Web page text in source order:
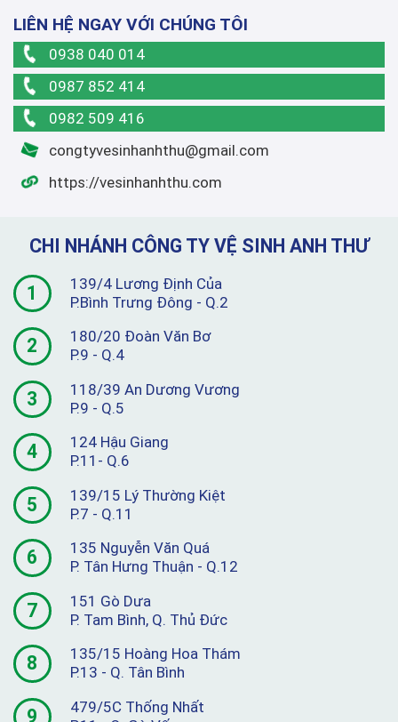
LIÊN HỆ NGAY VỚI CHÚNG TÔI
0938 040 014
0987 852 414
0982 509 416
congtyvesinhanhthu@gmail.com
https://vesinhanhthu.com
CHI NHÁNH CÔNG TY VỆ SINH ANH THƯ
1
139/4 Lương Định Của
P.Bình Trưng Đông - Q.2
2
180/20 Đoàn Văn Bơ
P.9 - Q.4
3
118/39 An Dương Vương
P.9 - Q.5
4
124 Hậu Giang
P.11- Q.6
5
139/15 Lý Thường Kiệt
P.7 - Q.11
6
135 Nguyễn Văn Quá
P. Tân Hưng Thuận - Q.12
7
151 Gò Dưa
P. Tam Bình, Q. Thủ Đức
8
135/15 Hoàng Hoa Thám
P.13 - Q. Tân Bình
9
479/5C Thống Nhất